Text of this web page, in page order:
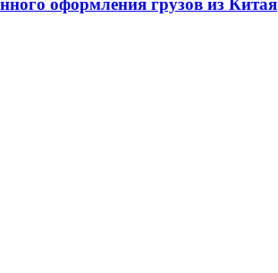
оформления грузов из Китая